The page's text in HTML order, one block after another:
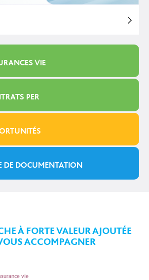
VIE
PER
DE DOCUMENTATION
À FORTE VALEUR AJOUTÉE
ACCOMPAGNER
vie